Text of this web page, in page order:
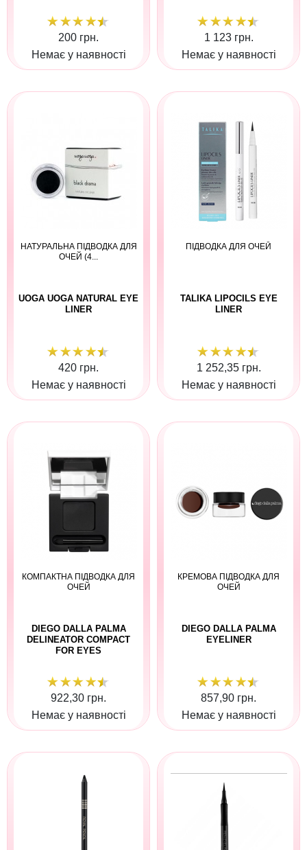
200 грн.
Немає у наявності
1 123 грн.
Немає у наявності
НАТУРАЛЬНА ПІДВОДКА ДЛЯ
ОЧЕЙ (4...
UOGA UOGA NATURAL EYE
LINER
420 грн.
Немає у наявності
ПІДВОДКА ДЛЯ ОЧЕЙ
TALIKA LIPOCILS EYE
LINER
1 252,35 грн.
Немає у наявності
КОМПАКТНА ПІДВОДКА ДЛЯ
ОЧЕЙ
DIEGO DALLA PALMA
DELINEATOR COMPACT
FOR EYES
922,30 грн.
Немає у наявності
КРЕМОВА ПІДВОДКА ДЛЯ
ОЧЕЙ
DIEGO DALLA PALMA
EYELINER
857,90 грн.
Немає у наявності